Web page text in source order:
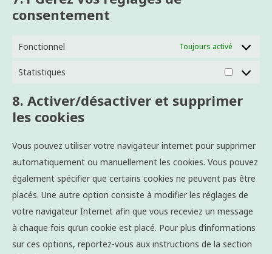
consentement
Fonctionnel Toujours activé
Statistiques
8. Activer/désactiver et supprimer
les cookies
Vous pouvez utiliser votre navigateur internet pour supprimer
automatiquement ou manuellement les cookies. Vous pouvez
également spécifier que certains cookies ne peuvent pas être
placés. Une autre option consiste à modifier les réglages de
votre navigateur Internet afin que vous receviez un message
à chaque fois qu’un cookie est placé. Pour plus d’informations
sur ces options, reportez-vous aux instructions de la section